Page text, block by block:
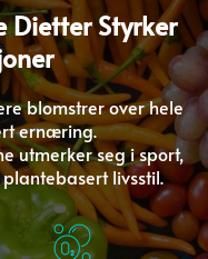
Dietter Styrker
blomstrer over hele
ernæring.
utmerker seg i sport,
livsstil.